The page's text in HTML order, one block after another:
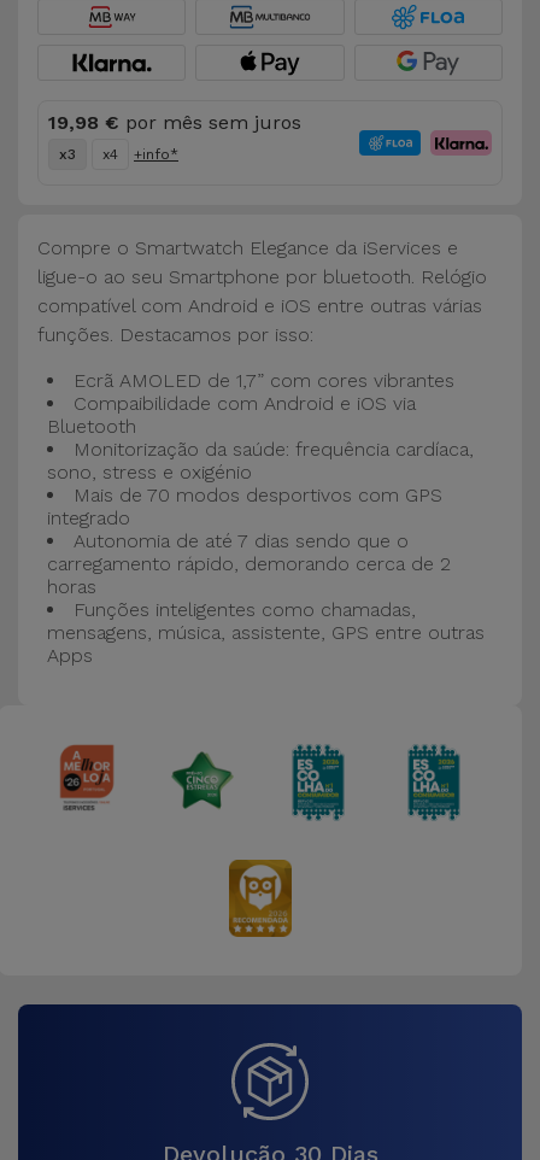
Acessórios
Computador
Tablet
Kids
Ver
tudo
19,98 € por mês sem juros
x3 x4 +info*
Compre o Smartwatch Elegance da iServices e
ligue-o ao seu Smartphone por bluetooth. Relógio
compatível com Android e iOS entre outras várias
funções. Destacamos por isso:
Ecrã AMOLED de 1,7” com cores vibrantes
Compaibilidade com Android e iOS via
Bluetooth
Monitorização da saúde: frequência cardíaca,
sono, stress e oxigénio
Mais de 70 modos desportivos com GPS
integrado
Autonomia de até 7 dias sendo que o
carregamento rápido, demorando cerca de 2
horas
Funções inteligentes como chamadas,
mensagens, música, assistente, GPS entre outras
Apps
Devolução 30 Dias